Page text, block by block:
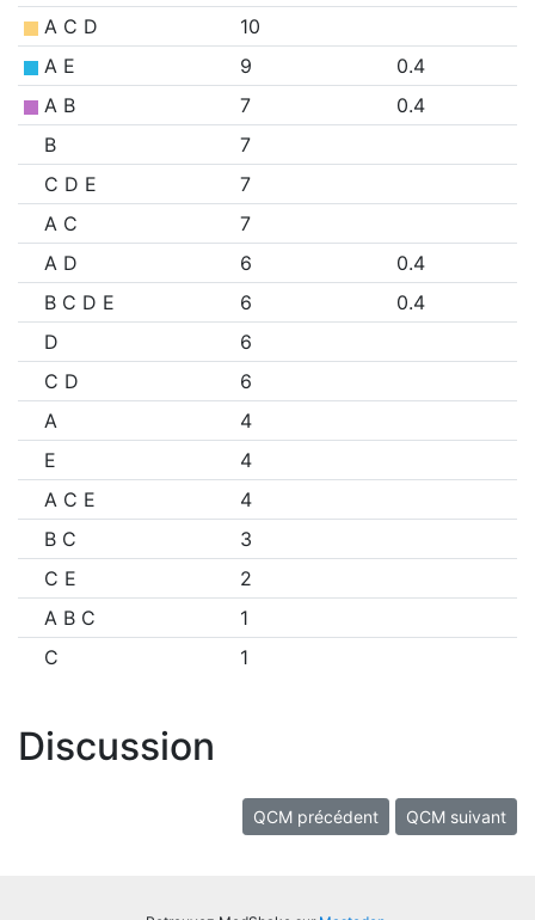
A C D
10
A E
9
0.4
A B
7
0.4
B
7
C D E
7
A C
7
A D
6
0.4
B C D E
6
0.4
D
6
C D
6
A
4
E
4
A C E
4
B C
3
C E
2
A B C
1
C
1
Discussion
QCM précédent QCM suivant